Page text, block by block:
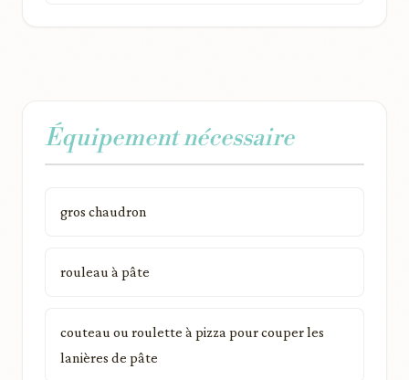
Équipement nécessaire
gros chaudron
rouleau à pâte
couteau ou roulette à pizza pour couper les
lanières de pâte